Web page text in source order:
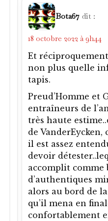
Bota67 dit :
18 octobre 2022 à 9h44
Et
non plus quelle
tapis.
Preud’Homme et
entraîneurs de
très haute
de VanderEycken,
il est assez
devoir
accomplit comme
d’authentiques
alors au bord de
qu’il mena en
confortablement